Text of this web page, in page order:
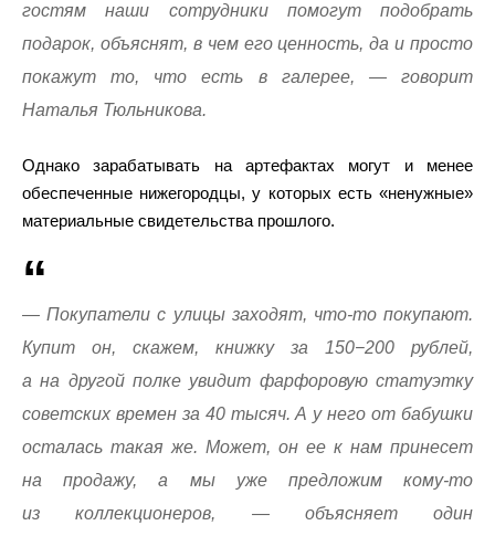
гостям наши сотрудники помогут подобрать
подарок, объяснят, в чем его ценность, да и просто
покажут то, что есть в галерее, — говорит
Наталья Тюльникова.
Однако зарабатывать на артефактах могут и менее
обеспеченные нижегородцы, у которых есть «ненужные»
материальные свидетельства прошлого.
— Покупатели с улицы заходят, что-то покупают.
Купит он, скажем, книжку за 150−200 рублей,
а на другой полке увидит фарфоровую статуэтку
советских времен за 40 тысяч. А у него от бабушки
осталась такая же. Может, он ее к нам принесет
на продажу, а мы уже предложим кому-то
из коллекционеров, — объясняет один